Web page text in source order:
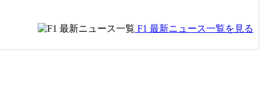
F1 最新ニュース一覧を見る